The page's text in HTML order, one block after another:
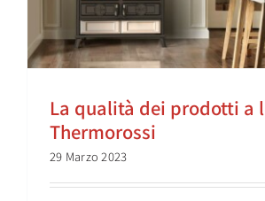
La qualità dei prodotti a
Thermorossi
29 Marzo 2023